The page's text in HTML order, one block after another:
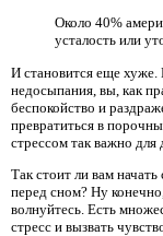
Около 40%
усталость или
И становится еще хуже.
недосыпания, вы, как
беспокойство и
превратиться в
стрессом так важно для
Так стоит ли вам
перед сном? Ну
волнуйтесь. Есть
стресс и вызвать